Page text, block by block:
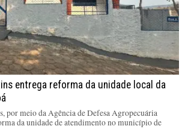
entrega reforma da unidade local da
por meio da Agência de Defesa Agropecuária
da unidade de atendimento no município de